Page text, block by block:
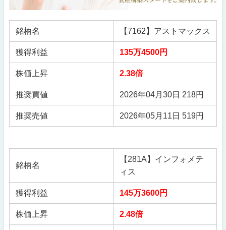
銘柄名 【7162】アストマックス
獲得利益 135万4500円
株価上昇 2.38倍
推奨買値 2026年04月30日 218円
推奨売値 2026年05月11日 519円
銘柄名
【281A】インフォメテ
ィス
獲得利益 145万3600円
株価上昇 2.48倍